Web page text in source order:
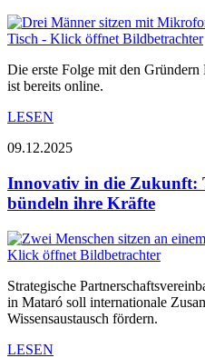
Die erste Folge mit den
ist bereits online.
LESEN
09.12.2025
Innovativ in die Zukunft:
bündeln ihre Kräfte
Strategische
in Mataró soll internationale
Wissensaustausch fördern.
LESEN